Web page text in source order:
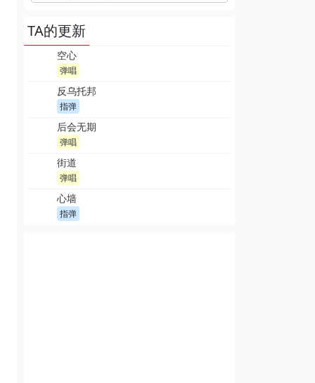
TA的更新
空心
弹唱
反乌托邦
指弹
后会无期
弹唱
街道
弹唱
心墙
指弹